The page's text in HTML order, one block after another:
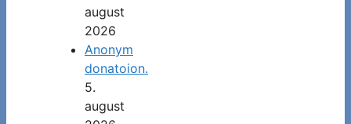
august
2026
Anonym
donatoion.
5.
august